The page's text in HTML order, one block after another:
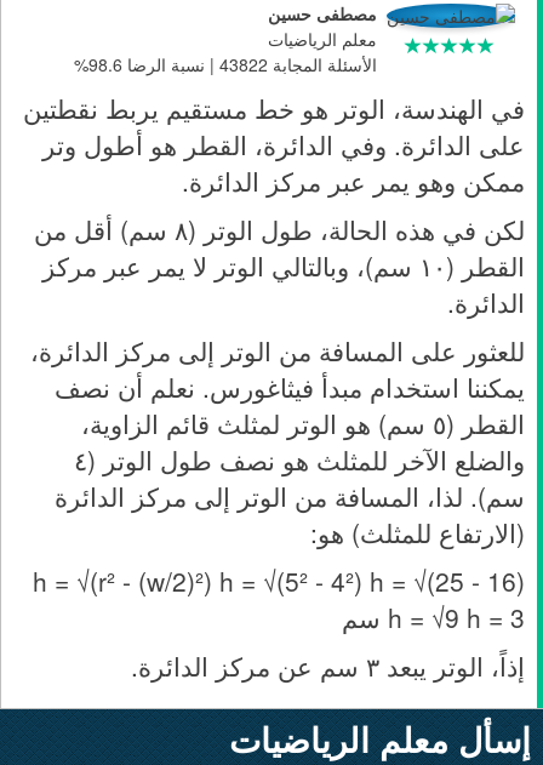
مصطفى حسين
معلم الرياضيات
الأسئلة المجابة 43822 | نسبة الرضا 98.6%
في الهندسة، الوتر هو خط مستقيم يربط نقطتين
على الدائرة. وفي الدائرة، القطر هو أطول وتر
ممكن وهو يمر عبر مركز الدائرة.
لكن في هذه الحالة، طول الوتر (٨ سم) أقل من
القطر (١٠ سم)، وبالتالي الوتر لا يمر عبر مركز
الدائرة.
للعثور على المسافة من الوتر إلى مركز الدائرة،
يمكننا استخدام مبدأ فيثاغورس. نعلم أن نصف
القطر (٥ سم) هو الوتر لمثلث قائم الزاوية،
والضلع الآخر للمثلث هو نصف طول الوتر (٤
سم). لذا، المسافة من الوتر إلى مركز الدائرة
(الارتفاع للمثلث) هو:
h = √(r² - (w/2)²) h = √(5² - 4²) h = √(25 - 16)
h = √9 h = 3 سم
إذاً، الوتر يبعد ٣ سم عن مركز الدائرة.
إسأل معلم الرياضيات